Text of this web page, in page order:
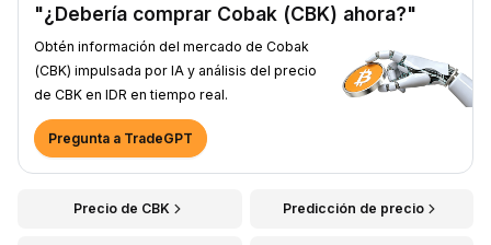
"¿Debería comprar Cobak (CBK) ahora?"
Obtén información del mercado de Cobak
(CBK) impulsada por IA y análisis del precio
de CBK en IDR en tiempo real.
Pregunta a TradeGPT
Precio de CBK Predicción de precio